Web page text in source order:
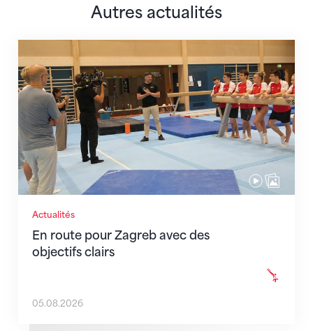
Autres actualités
Actualités
En route pour Zagreb avec des
objectifs clairs
En route pour Zagreb avec des objectifs clairs
05.08.2026